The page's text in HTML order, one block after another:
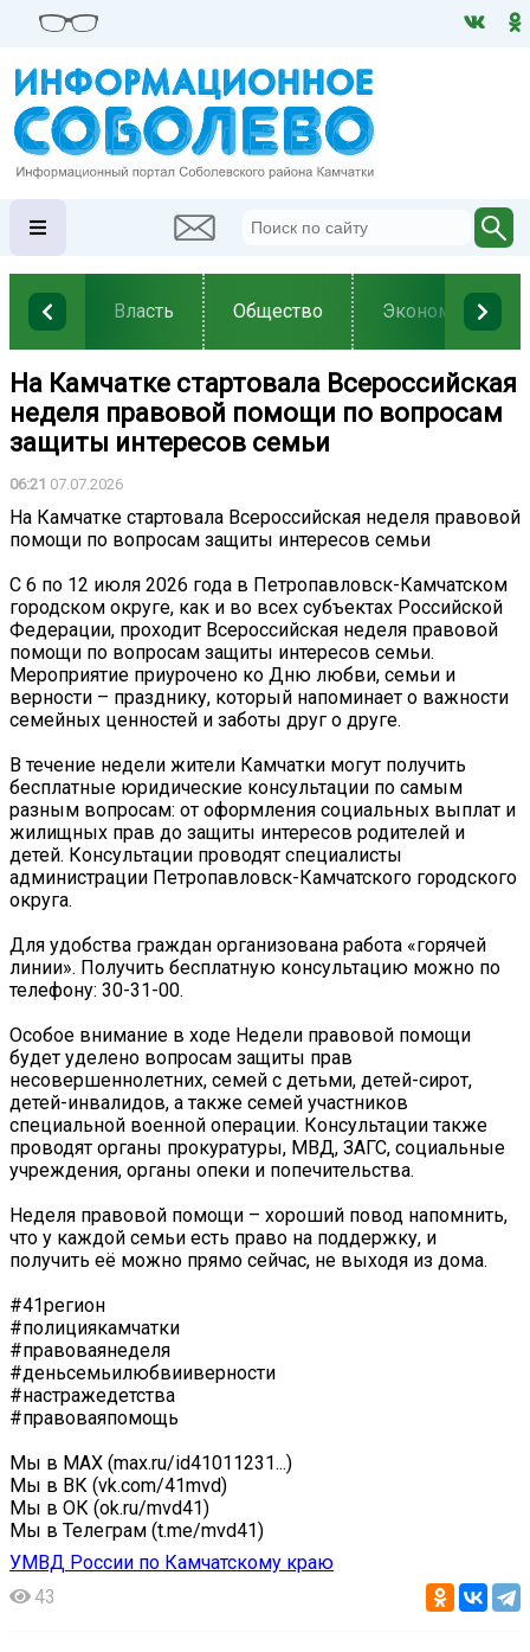
Власть Общество Экономика
На Камчатке стартовала Всероссийская
неделя правовой помощи по вопросам
защиты интересов семьи
06:21 07.07.2026
На Камчатке стартовала Всероссийская неделя правовой
помощи по вопросам защиты интересов семьи
С 6 по 12 июля 2026 года в Петропавловск-Камчатском
городском округе, как и во всех субъектах Российской
Федерации, проходит Всероссийская неделя правовой
помощи по вопросам защиты интересов семьи.
Мероприятие приурочено ко Дню любви, семьи и
верности – празднику, который напоминает о важности
семейных ценностей и заботы друг о друге.
В течение недели жители Камчатки могут получить
бесплатные юридические консультации по самым
разным вопросам: от оформления социальных выплат и
жилищных прав до защиты интересов родителей и
детей. Консультации проводят специалисты
администрации Петропавловск-Камчатского городского
округа.
Для удобства граждан организована работа «горячей
линии». Получить бесплатную консультацию можно по
телефону: 30-31-00.
Особое внимание в ходе Недели правовой помощи
будет уделено вопросам защиты прав
несовершеннолетних, семей с детьми, детей-сирот,
детей-инвалидов, а также семей участников
специальной военной операции. Консультации также
проводят органы прокуратуры, МВД, ЗАГС, социальные
учреждения, органы опеки и попечительства.
Неделя правовой помощи – хороший повод напомнить,
что у каждой семьи есть право на поддержку, и
получить её можно прямо сейчас, не выходя из дома.
#41регион
#полициякамчатки
#правоваянеделя
#деньсемьилюбвииверности
#настражедетства
#правоваяпомощь
Мы в MAX (max.ru/id41011231...)
Мы в ВК (vk.com/41mvd)
Мы в ОК (ok.ru/mvd41)
Мы в Телеграм (t.me/mvd41)
УМВД России по Камчатскому краю
43